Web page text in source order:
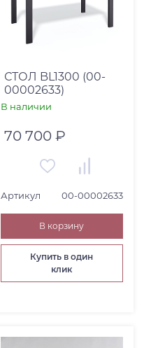
СТОЛ BL1300 (00-
00002633)
В наличии
70 700 ₽
Артикул 00-00002633
В корзину
Купить в один
клик